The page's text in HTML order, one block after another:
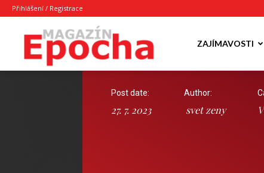
Přihlášení / Registrace
Magazín
ZAJÍMAVOSTI
Post date:
27. 7. 2023
Author:
svet zeny